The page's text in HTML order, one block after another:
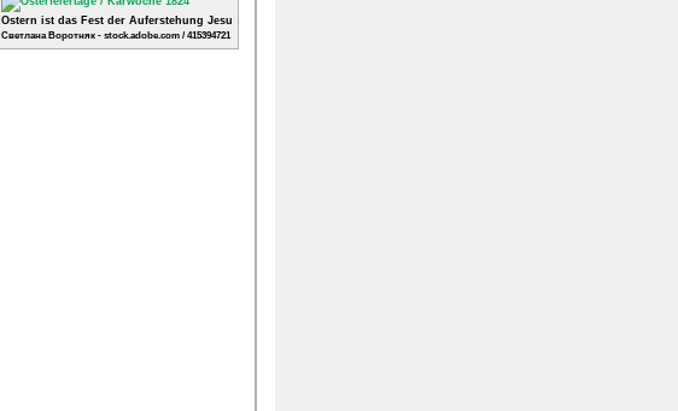
Ostern ist das Fest der Auferstehung Jesu
Светлана Воротняк - stock.adobe.com / 415394721